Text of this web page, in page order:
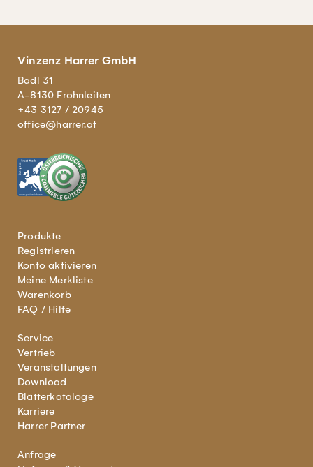
Vinzenz Harrer GmbH
Badl 31
A-8130 Frohnleiten
+43 3127 / 20945
office@harrer.at
Produkte
Registrieren
Konto aktivieren
Meine Merkliste
Warenkorb
FAQ / Hilfe
Service
Vertrieb
Veranstaltungen
Download
Blätterkataloge
Karriere
Harrer Partner
Anfrage